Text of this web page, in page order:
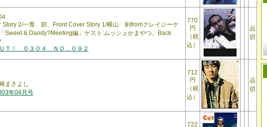
Story 2/一青 窈、Front Cover Story 1/横山 剣fromクレイジーケ
Sweet & Dandy?Meeting編」ゲスト:ムッシュかまやつ、Back
ＵＴ！ ０３０４ ＮＯ．０９２
770
円
（税
込）
品
切
まさよし
年04月号
712
円
（税
込）
品
切
722